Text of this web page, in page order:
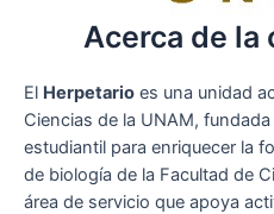
Acerca de la
El Herpetario es una unidad
Ciencias de la UNAM,
estudiantil para enriquecer la
de biología de la Facultad de
área de servicio que apoya